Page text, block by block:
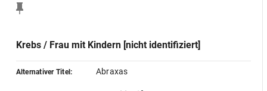
Krebs / Frau mit Kindern [nicht identifiziert]
Alternativer Titel: Abraxas